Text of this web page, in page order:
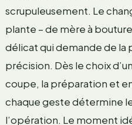
scrupuleusement. Le
plante – de mère à
délicat qui demande de la
précision. Dès le choix
coupe, la préparation et
chaque geste détermine
l’opération. Le moment